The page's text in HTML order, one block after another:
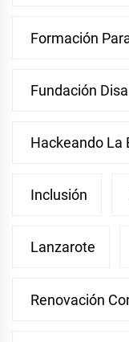
Formación
Fundación Disa
Hackeando La
Inclusión
Lanzarote
Renovación